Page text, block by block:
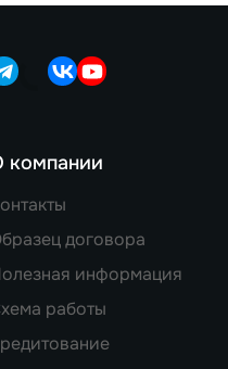
компании
договора
информация
работы